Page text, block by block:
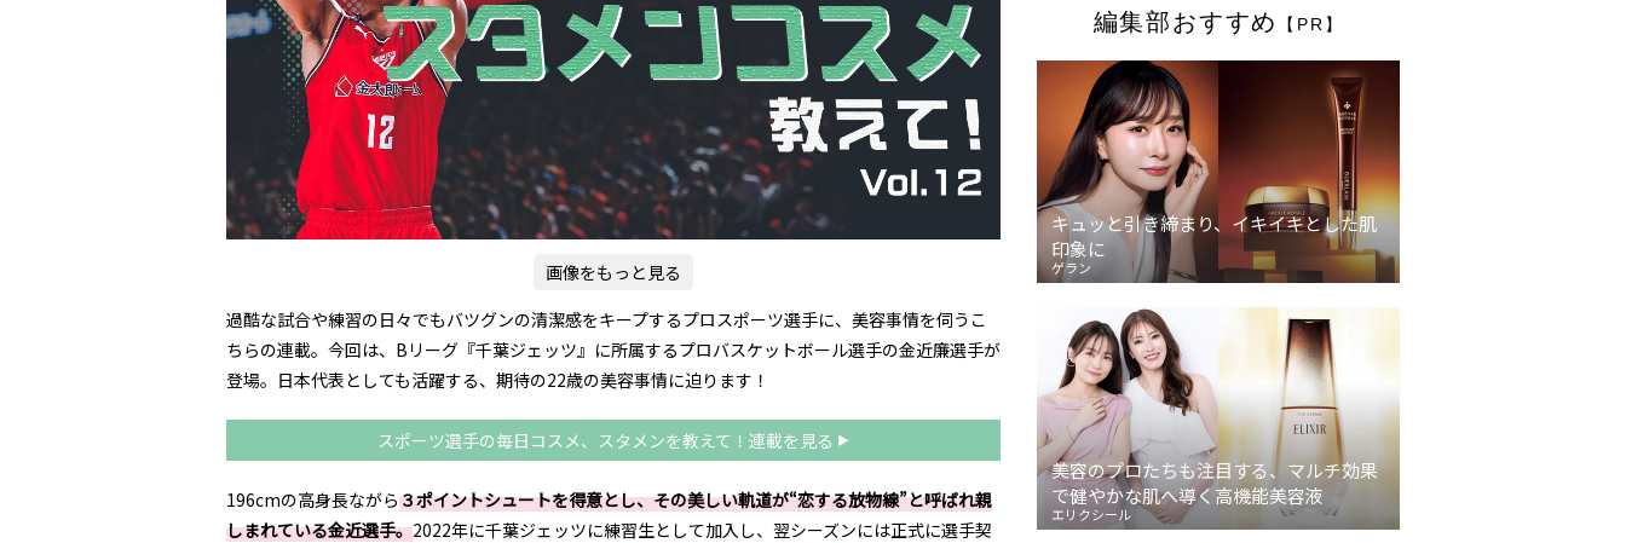
画像をもっと見る
過酷な試合や練習の日々でもバツグンの清潔感をキープするプロスポーツ選手に、美容事情を伺うこ
ちらの連載。今回は、Bリーグ『千葉ジェッツ』に所属するプロバスケットボール選手の金近廉選手が
登場。日本代表としても活躍する、期待の22歳の美容事情に迫ります！
スポーツ選手の毎日コスメ、スタメンを教えて！連載を見る
196cmの高身長ながら３ポイントシュートを得意とし、その美しい軌道が“恋する放物線”と呼ばれ親
しまれている金近選手。2022年に千葉ジェッツに練習生として加入し、翌シーズンには正式に選手契
編集部おすすめ 【PR】
キュッと引き締まり、イキイキとした肌
印象に
ゲラン
美容のプロたちも注目する、マルチ効果
で健やかな肌へ導く高機能美容液
エリクシール